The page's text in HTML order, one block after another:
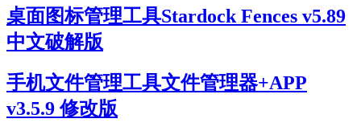
桌面图标管理工具Stardock Fences v5.89
中文破解版
手机文件管理工具文件管理器+APP
v3.5.9 修改版